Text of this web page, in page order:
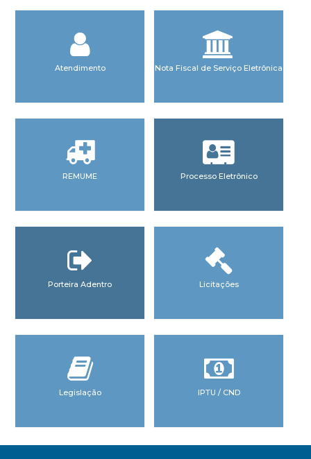
Atendimento Nota Fiscal de Serviço Eletrônica
REMUME Processo Eletrônico
Porteira Adentro Licitações
Legislação IPTU / CND